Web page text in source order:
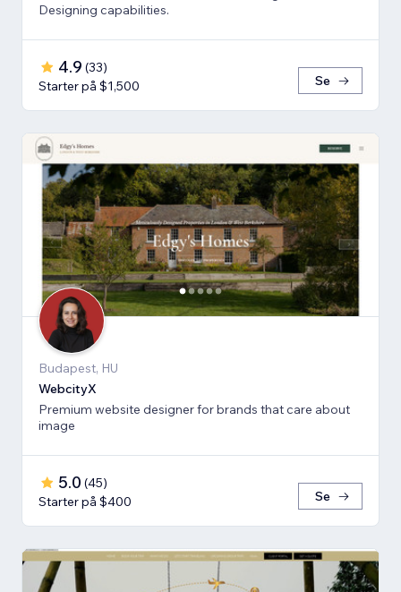
Designing capabilities.
4.9 (33)
Starter på $1,500
Se
Budapest, HU
WebcityX
Premium website designer for brands that care about
image
5.0 (45)
Starter på $400
Se